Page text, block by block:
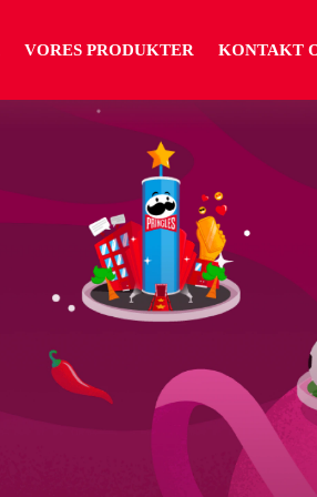
VORES PRODUKTER KONTAKT